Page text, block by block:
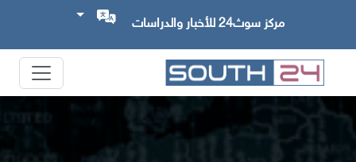
مركز سوث24 للأخبار والدراسات